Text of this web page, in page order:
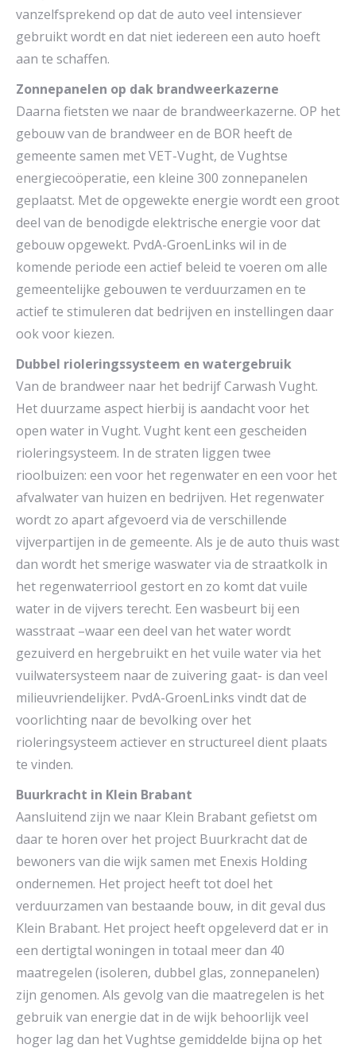
vanzelfsprekend op dat de auto veel intensiever
gebruikt wordt en dat niet iedereen een auto hoeft
aan te schaffen.
Zonnepanelen op dak brandweerkazerne
Daarna fietsten we naar de brandweerkazerne. OP het
gebouw van de brandweer en de BOR heeft de
gemeente samen met VET-Vught, de Vughtse
energiecoöperatie, een kleine 300 zonnepanelen
geplaatst. Met de opgewekte energie wordt een groot
deel van de benodigde elektrische energie voor dat
gebouw opgewekt. PvdA-GroenLinks wil in de
komende periode een actief beleid te voeren om alle
gemeentelijke gebouwen te verduurzamen en te
actief te stimuleren dat bedrijven en instellingen daar
ook voor kiezen.
Dubbel rioleringssysteem en watergebruik
Van de brandweer naar het bedrijf Carwash Vught.
Het duurzame aspect hierbij is aandacht voor het
open water in Vught. Vught kent een gescheiden
rioleringsysteem. In de straten liggen twee
rioolbuizen: een voor het regenwater en een voor het
afvalwater van huizen en bedrijven. Het regenwater
wordt zo apart afgevoerd via de verschillende
vijverpartijen in de gemeente. Als je de auto thuis wast
dan wordt het smerige waswater via de straatkolk in
het regenwaterriool gestort en zo komt dat vuile
water in de vijvers terecht. Een wasbeurt bij een
wasstraat –waar een deel van het water wordt
gezuiverd en hergebruikt en het vuile water via het
vuilwatersysteem naar de zuivering gaat- is dan veel
milieuvriendelijker. PvdA-GroenLinks vindt dat de
voorlichting naar de bevolking over het
rioleringsysteem actiever en structureel dient plaats
te vinden.
Buurkracht in Klein Brabant
Aansluitend zijn we naar Klein Brabant gefietst om
daar te horen over het project Buurkracht dat de
bewoners van die wijk samen met Enexis Holding
ondernemen. Het project heeft tot doel het
verduurzamen van bestaande bouw, in dit geval dus
Klein Brabant. Het project heeft opgeleverd dat er in
een dertigtal woningen in totaal meer dan 40
maatregelen (isoleren, dubbel glas, zonnepanelen)
zijn genomen. Als gevolg van die maatregelen is het
gebruik van energie dat in de wijk behoorlijk veel
hoger lag dan het Vughtse gemiddelde bijna op het